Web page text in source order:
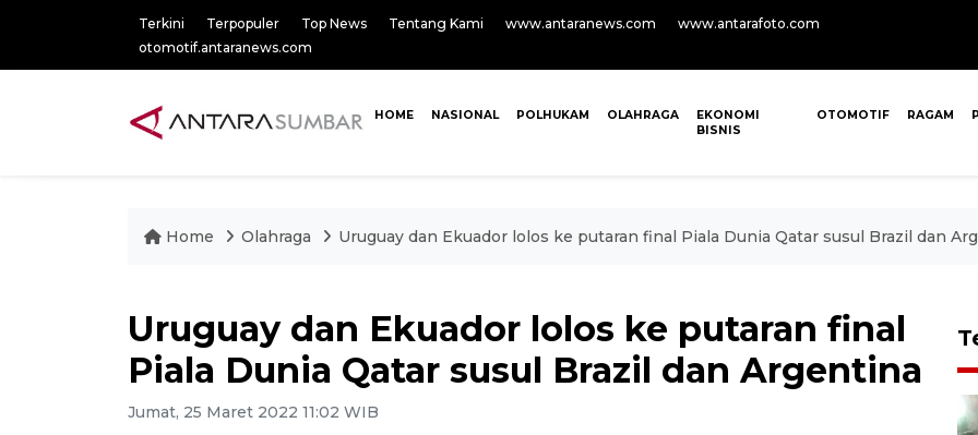
Terkini Terpopuler Top News Tentang Kami www.antaranews.com
www.antarafoto.com
otomotif.antaranews.com
HOME NASIONAL POLHUKAM OLAHRAGA
EKONOMI
BISNIS
OTOMOTIF RAGAM
Home Olahraga Uruguay dan Ekuador lolos ke putaran final Piala Dunia Qatar susul Brazil dan
Uruguay dan Ekuador lolos ke putaran final
Piala Dunia Qatar susul Brazil dan Argentina
Jumat, 25 Maret 2022 11:02 WIB